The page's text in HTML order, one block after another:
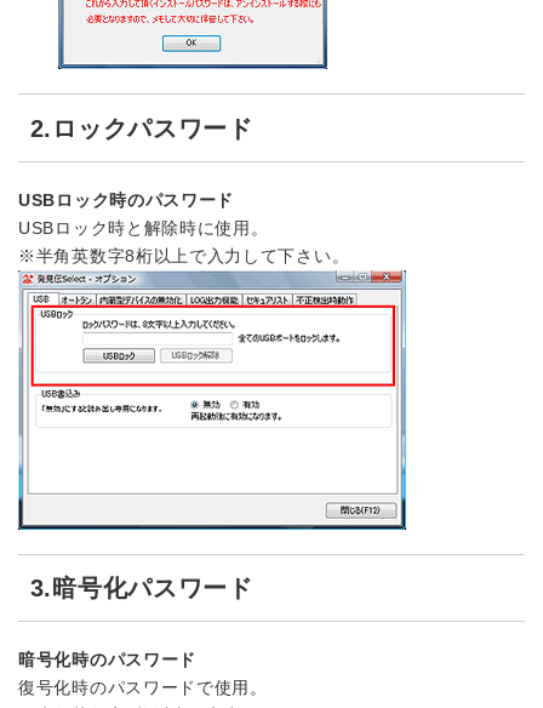
2.ロックパスワード
USBロック時のパスワード
USBロック時と解除時に使用。
※半角英数字8桁以上で入力して下さい。
3.暗号化パスワード
暗号化時のパスワード
復号化時のパスワードで使用。